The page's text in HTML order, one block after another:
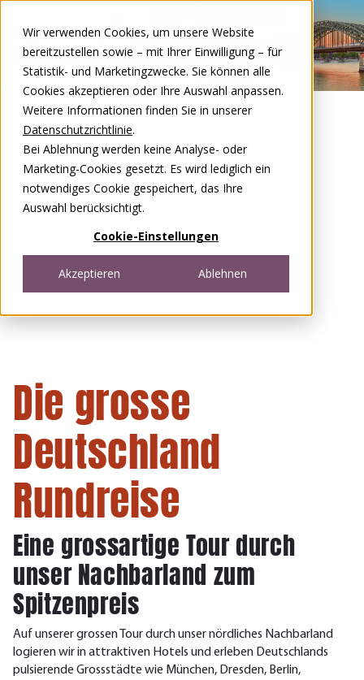
Wir verwenden Cookies, um unsere Website
bereitzustellen sowie – mit Ihrer Einwilligung – für
Statistik- und Marketingzwecke. Sie können alle
Cookies akzeptieren oder Ihre Auswahl anpassen.
Weitere Informationen finden Sie in unserer
Datenschutzrichtlinie.
Bei Ablehnung werden keine Analyse- oder
Marketing-Cookies gesetzt. Es wird lediglich ein
notwendiges Cookie gespeichert, das Ihre
Auswahl berücksichtigt.
Cookie-Einstellungen
Akzeptieren Ablehnen
DEFR
Open menu
Die grosse
Deutschland
Rundreise
Eine grossartige Tour durch
unser Nachbarland zum
Spitzenpreis
Auf unserer grossen Tour durch unser nördliches Nachbarland
logieren wir in attraktiven Hotels und erleben Deutschlands
pulsierende Grossstädte wie München, Dresden, Berlin,